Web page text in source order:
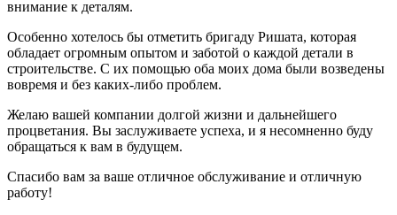
внимание к деталям.
Особенно хотелось бы отметить бригаду Ришата, которая
обладает огромным опытом и заботой о каждой детали в
строительстве. С их помощью оба моих дома были возведены
вовремя и без каких-либо проблем.
Желаю вашей компании долгой жизни и дальнейшего
процветания. Вы заслуживаете успеха, и я несомненно буду
обращаться к вам в будущем.
Спасибо вам за ваше отличное обслуживание и отличную
работу!